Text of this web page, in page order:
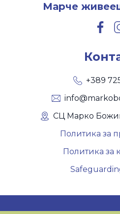
Марче
+389
СЦ Марко
Политика за
Политика за